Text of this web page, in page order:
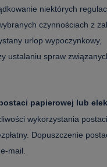
niektórych
czynnościach z
urlop wypoczynkowy,
ustalaniu spraw
papierowej lub
wykorzystania
Dopuszczenie
mail.